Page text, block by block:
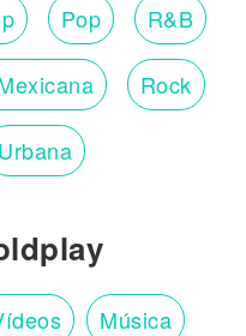
Pop R&B
Rock
Urbana
Música